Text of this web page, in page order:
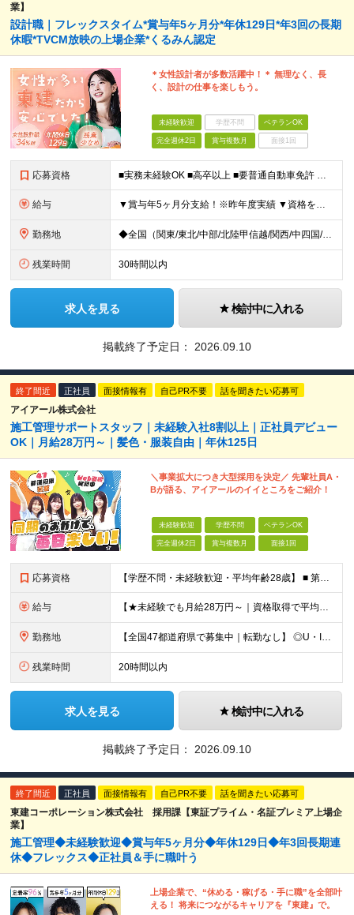
業】
設計職｜フレックスタイム*賞与年5ヶ月分*年休129日*年3回の長期
休暇*TVCM放映の上場企業*くるみん認定
＊女性設計者が多数活躍中！＊ 無理なく、長
く、設計の仕事を楽しもう。
未経験歓迎 学歴不問 ベテランOK
完全週休2日 賞与複数月 面接1回
応募資格 ■実務未経験OK ■高卒以上 ■要普通自動車免許 ※建築関係の資格が無くても、住宅系CAD経験者、または建築関係の資格について受験資格をお持ちの方も歓迎いたします！ ＜女性の設計職も増えています！
給与 ▼賞与年5ヶ月分支給！※昨年度実績 ▼資格をお持ちの方は、入社支度金最大30万円支給 ■月給23万～40万円＋賞与年2回＋残業代全額支給＋資格手当＋家族手当ほか ┗一級建築士になると月3～5万円UP
勤務地 ◆全国（関東/東北/中部/北陸甲信越/関西/中四国/九州）で募集中 ※UIターン歓迎 ※希望や現在のお住まいを考慮！面接時に希望の勤務地をお聞かせください ◆本社所在地 愛知県名古屋市中区丸の内2-
残業時間 30時間以内
求人を見る 検討中に入れる
掲載終了予定日： 2026.09.10
終了間近 正社員 面接情報有 自己PR不要 話を聞きたい応募可
アイアール株式会社
施工管理サポートスタッフ｜未経験入社8割以上｜正社員デビュー
OK｜月給28万円～｜髪色・服装自由｜年休125日
＼事業拡大につき大型採用を決定／ 先輩社員A・
Bが語る、アイアールのイイところをご紹介！
未経験歓迎 学歴不問 ベテランOK
完全週休2日 賞与複数月 面接1回
応募資格 【学歴不問・未経験歓迎・平均年齢28歳】 ■ 第二新卒歓迎 ■ フリーター・社会人未経験OK ＼「アイアールで人生ワンチャンつかんでほしい！」／ …こんな社長の想いから 経験よりも人柄を重視した採用
給与 【★未経験でも月給28万円～｜資格取得で平均年収636万円★】 ■ 月給28万円～80万円+賞与年2回＋各種手当 ※月給には、固定残業代（20時間分：3万8000円～／月）を含む ※20時間を超過
勤務地 【全国47都道府県で募集中｜転勤なし】 ◎U・Iターン歓迎！家具家電付き＆家賃ナシの社員寮を完備 ◎東京支店は2025年7月に移転したばかりの綺麗なオフィス 東京・横浜・大阪・名古屋・福岡など 全国
残業時間 20時間以内
求人を見る 検討中に入れる
掲載終了予定日： 2026.09.10
終了間近 正社員 面接情報有 自己PR不要 話を聞きたい応募可
東建コーポレーション株式会社 採用課【東証プライム・名証プレミア上場企
業】
施工管理◆未経験歓迎◆賞与年5ヶ月分◆年休129日◆年3回長期連
休◆フレックス◆正社員＆手に職叶う
上場企業で、“休める・稼げる・手に職”を全部叶
える！ 将来につながるキャリアを『東建』で。